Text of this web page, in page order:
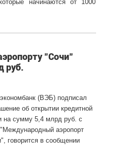
начинаются от 1000
"Сочи"
руб.
(ВЭБ) подписал
об открытии кредитной
на сумму 5,4 млрд руб. с
аэропорт
говорится в сообщении